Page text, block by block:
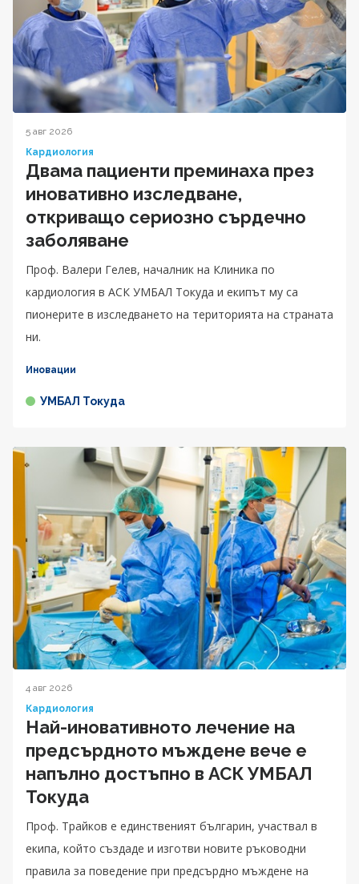
5 авг 2026
Кардиология
Двама пациенти преминаха през
иновативно изследване,
откриващо сериозно сърдечно
заболяване
Проф. Валери Гелев, началник на Клиника по
кардиология в АСК УМБАЛ Токуда и екипът му са
пионерите в изследването на територията на страната
ни.
Иновации
УМБАЛ Токуда
4 авг 2026
Кардиология
Най-иновативното лечение на
предсърдното мъждене вече е
напълно достъпно в АСК УМБАЛ
Токуда
Проф. Трайков е единственият българин, участвал в
екипа, който създаде и изготви новите ръководни
правила за поведение при предсърдно мъждене на